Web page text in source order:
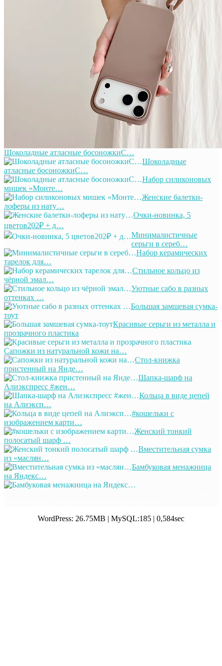
Шоколадные атласные босоножкиС…
Шоколадные
атласные босоножкиС…
Набор силиконовых
мишек «Монте…
Женские балетки-
лоферы из нату…
Очки-новинка, 5
цветов202₽ + д…
Минималистичные
серьги в сереб…
Набор керамических
тарелок для…
Стильное кольцо из
чёрной эмал…
Уютные сабо в разных
оттенках …
Большая замшевая сумка-
тоут
Красивые серьги из металла и
прозрачного пластика
Сапожки из натуральной кожи на…
Стол-книжка
пристенный на Янде…
Шапка-шарф на
Алиэкспресс #жен…
Кольца в виде цепей
на Алиэксп…
#кошельки с
изображением карти…
Женский тонкий
полосатый шарф …
Вместительная сумка
из «маслян…
Бамбуковая менажница
на Яндекс…
WordPress: 26.75MB | MySQL:185 | 0,584sec